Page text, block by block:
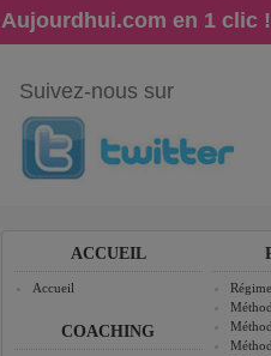
Aujourdhui.com en 1 clic !
Suivez-nous sur
ACCUEIL
Accueil
COACHING